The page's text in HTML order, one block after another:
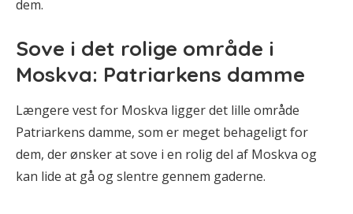
dem.
Sove i det rolige område i
Moskva: Patriarkens damme
Længere vest for Moskva ligger det lille område
Patriarkens damme, som er meget behageligt for
dem, der ønsker at sove i en rolig del af Moskva og
kan lide at gå og slentre gennem gaderne.